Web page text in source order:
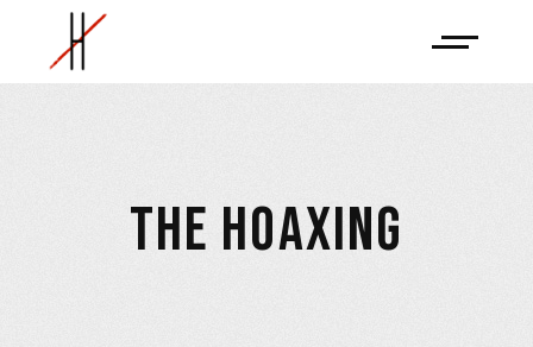
THE HOAXING